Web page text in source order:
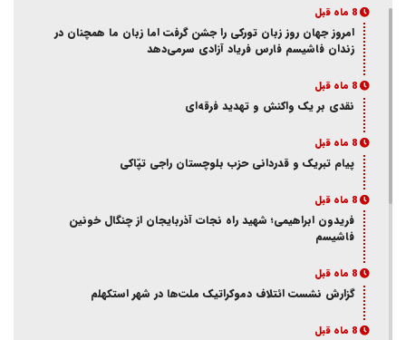
8 ماه قبل
امروز جهان روز زبان تورکی را جشن گرفت اما زبان ما همچنان در
زندان فاشیسم فارس فریاد آزادی سر‌می‌دهد
8 ماه قبل
نقدی بر یک واکنش و‌ تهدید فرقه‌ای
8 ماه قبل
پیام تبریک و قدردانی حزب بلوچستان راجی تپّاکی
8 ماه قبل
فریدون ابراهیمی؛ شهید راه نجات آذربایجان از چنگال خونین
فاشیسم
8 ماه قبل
گزارش نشست ائتلاف دموکراتیک ملت‌ها در شهر استکهلم
8 ماه قبل